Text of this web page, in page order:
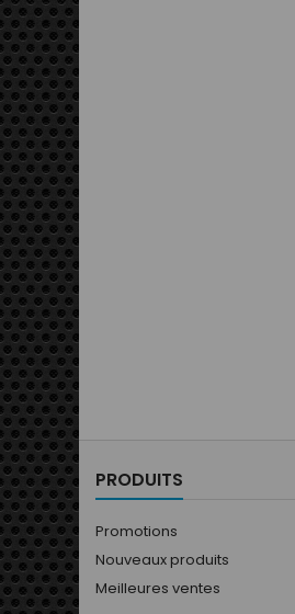
PRODUITS
Promotions
Nouveaux produits
Meilleures ventes